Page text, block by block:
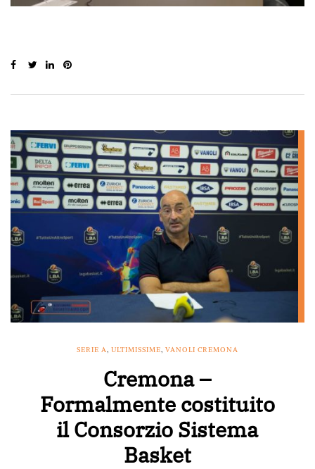
SERIE A, ULTIMISSIME, VANOLI CREMONA
Cremona –
Formalmente costituito
il Consorzio Sistema
Basket